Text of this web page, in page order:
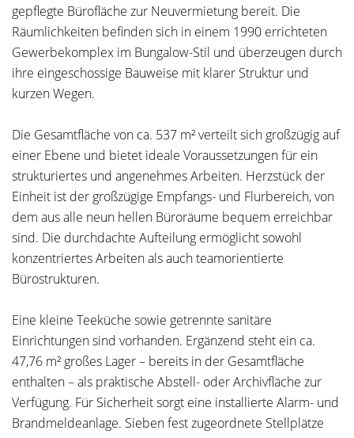
gepflegte Bürofläche zur Neuvermietung bereit. Die
Räumlichkeiten befinden sich in einem 1990 errichteten
Gewerbekomplex im Bungalow-Stil und überzeugen durch
ihre eingeschossige Bauweise mit klarer Struktur und
kurzen Wegen.
Die Gesamtfläche von ca. 537 m² verteilt sich großzügig auf
einer Ebene und bietet ideale Voraussetzungen für ein
strukturiertes und angenehmes Arbeiten. Herzstück der
Einheit ist der großzügige Empfangs- und Flurbereich, von
dem aus alle neun hellen Büroräume bequem erreichbar
sind. Die durchdachte Aufteilung ermöglicht sowohl
konzentriertes Arbeiten als auch teamorientierte
Bürostrukturen.
Eine kleine Teeküche sowie getrennte sanitäre
Einrichtungen sind vorhanden. Ergänzend steht ein ca.
47,76 m² großes Lager – bereits in der Gesamtfläche
enthalten – als praktische Abstell- oder Archivfläche zur
Verfügung. Für Sicherheit sorgt eine installierte Alarm- und
Brandmeldeanlage. Sieben fest zugeordnete Stellplätze